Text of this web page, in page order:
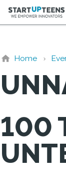
Home
100